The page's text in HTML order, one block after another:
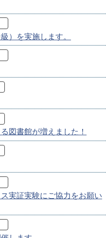
）を実施します。
図書館が増えました！
実証実験にご協力をお願い